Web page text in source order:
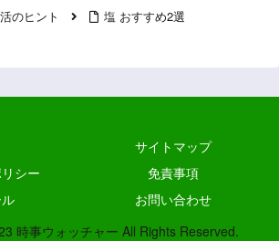
のヒント 塩 おすすめ2選
サイトマップ
シー
免責事項
お問い合わせ
時事ウォッチャー All Rights Reserved.